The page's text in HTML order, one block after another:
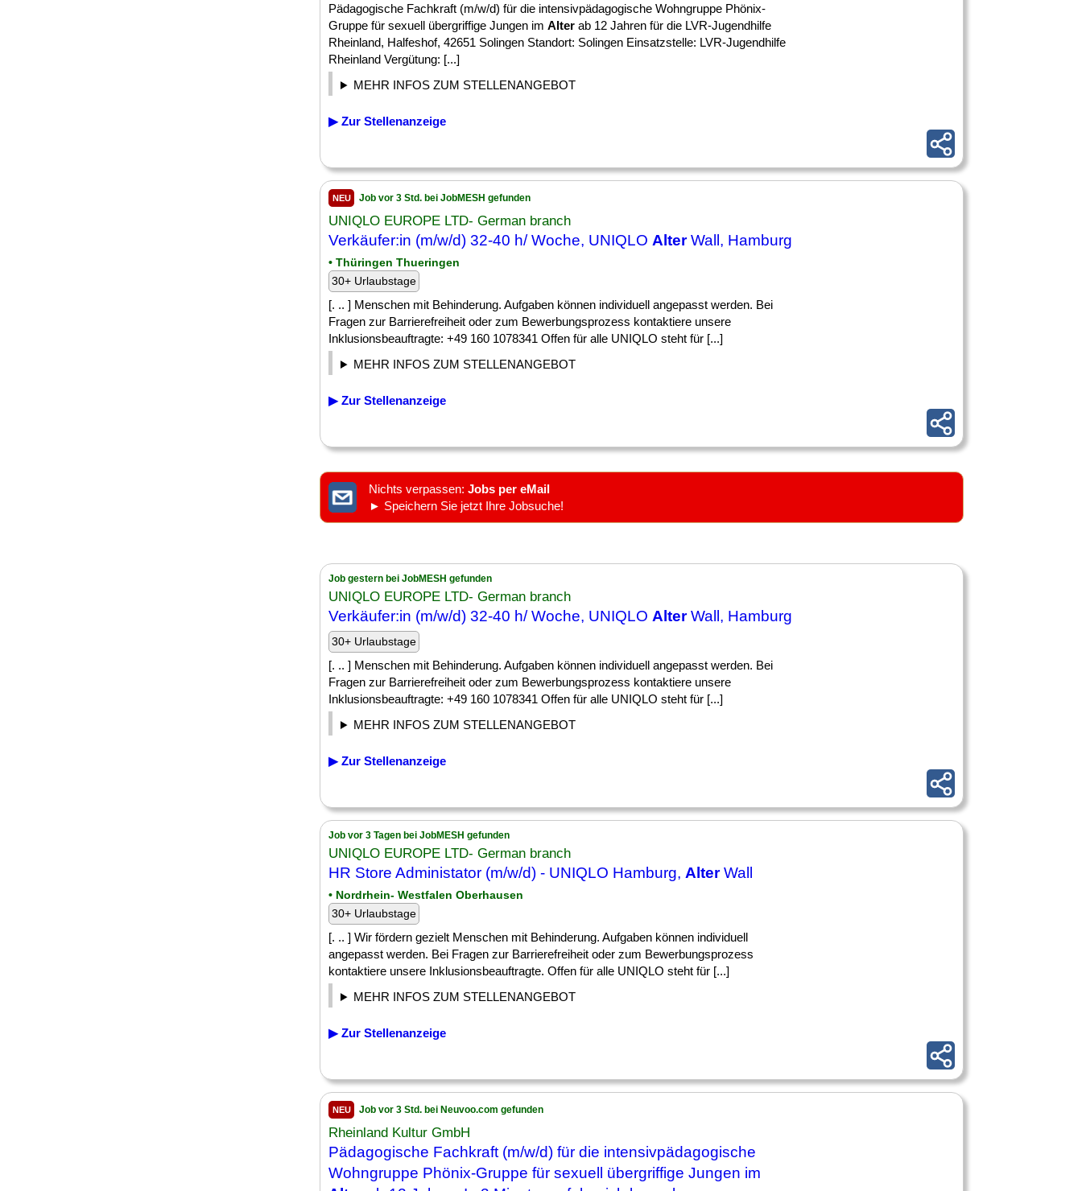
Pädagogische Fachkraft (m/w/d) für die intensivpädagogische Wohngruppe Phönix-
Gruppe für sexuell übergriffige Jungen im Alter ab 12 Jahren für die LVR-Jugendhilfe
Rheinland, Halfeshof, 42651 Solingen Standort: Solingen Einsatzstelle: LVR-Jugendhilfe
Rheinland Vergütung: [...]
MEHR INFOS ZUM STELLENANGEBOT
▶ Zur Stellenanzeige
NEU Job vor 3 Std. bei JobMESH gefunden
UNIQLO EUROPE LTD- German branch
Verkäufer:in (m/w/d) 32-40 h/ Woche, UNIQLO AlterWall, Hamburg
• Thüringen Thueringen
30+ Urlaubstage
[. .. ] Menschen mit Behinderung. Aufgaben können individuell angepasst werden. Bei
Fragen zur Barrierefreiheit oder zum Bewerbungsprozess kontaktiere unsere
Inklusionsbeauftragte: +49 160 1078341 Offen für alle UNIQLO steht für [...]
MEHR INFOS ZUM STELLENANGEBOT
▶ Zur Stellenanzeige
Nichts verpassen: Jobs per eMail
► Speichern Sie jetzt Ihre Jobsuche!
Job gestern bei JobMESH gefunden
UNIQLO EUROPE LTD- German branch
Verkäufer:in (m/w/d) 32-40 h/ Woche, UNIQLO AlterWall, Hamburg
30+ Urlaubstage
[. .. ] Menschen mit Behinderung. Aufgaben können individuell angepasst werden. Bei
Fragen zur Barrierefreiheit oder zum Bewerbungsprozess kontaktiere unsere
Inklusionsbeauftragte: +49 160 1078341 Offen für alle UNIQLO steht für [...]
MEHR INFOS ZUM STELLENANGEBOT
▶ Zur Stellenanzeige
Job vor 3 Tagen bei JobMESH gefunden
UNIQLO EUROPE LTD- German branch
HR Store Administator (m/w/d) - UNIQLO Hamburg, AlterWall
• Nordrhein- Westfalen Oberhausen
30+ Urlaubstage
[. .. ] Wir fördern gezielt Menschen mit Behinderung. Aufgaben können individuell
angepasst werden. Bei Fragen zur Barrierefreiheit oder zum Bewerbungsprozess
kontaktiere unsere Inklusionsbeauftragte. Offen für alle UNIQLO steht für [...]
MEHR INFOS ZUM STELLENANGEBOT
▶ Zur Stellenanzeige
NEU Job vor 3 Std. bei Neuvoo.com gefunden
Rheinland Kultur GmbH
Pädagogische Fachkraft (m/w/d) für die intensivpädagogische
Wohngruppe Phönix-Gruppe für sexuell übergriffige Jungen im